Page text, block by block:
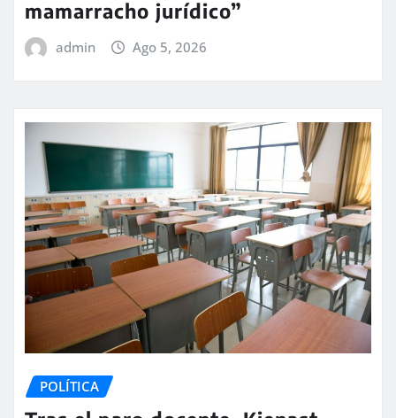
mamarracho jurídico”
admin Ago 5, 2026
POLÍTICA